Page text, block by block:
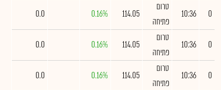
0
10:36
טרום
פתיחה
114.05
0.16%
0.0
0
10:36
טרום
פתיחה
114.05
0.16%
0.0
0
10:36
טרום
פתיחה
114.05
0.16%
0.0